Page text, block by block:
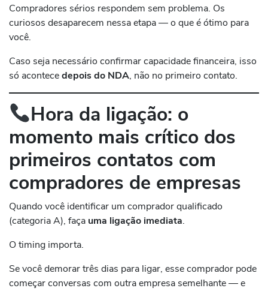
Compradores sérios respondem sem problema. Os
curiosos desaparecem nessa etapa — o que é ótimo para
você.
Caso seja necessário confirmar capacidade financeira, isso
só acontecedepois do NDA, não no primeiro contato.
Hora da ligação: o
momento mais crítico dos
primeiros contatos com
compradores de empresas
Quando você identificar um comprador qualificado
(categoria A), faça uma ligação imediata.
O timing importa.
Se você demorar três dias para ligar, esse comprador pode
começar conversas com outra empresa semelhante — e